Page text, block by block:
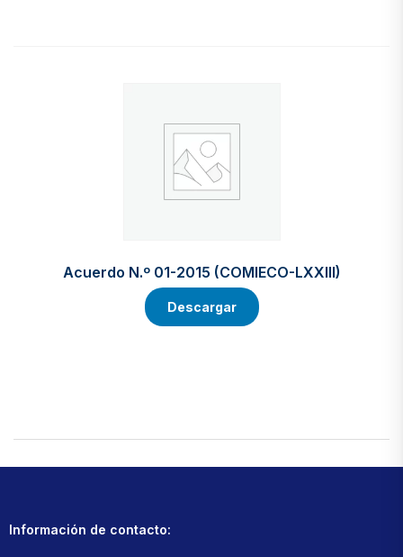
Acuerdo N.º 01-2015 (COMIECO-LXXIII)
Descargar
Información de contacto: